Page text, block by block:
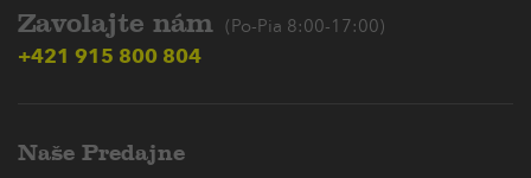
Zavolajte nám (Po-Pia 8:00-17:00)
+421 915 800 804
Naše Predajne